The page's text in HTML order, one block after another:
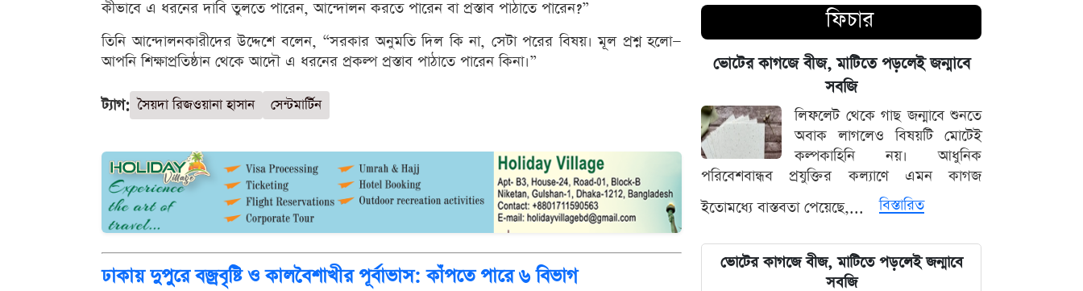
কীভাবে এ ধরনের দাবি তুলতে পারেন, আন্দোলন করতে পারেন বা প্রস্তাব পাঠাতে পারেন?”
তিনি আন্দোলনকারীদের উদ্দেশে বলেন, “সরকার অনুমতি দিল কি না, সেটা পরের বিষয়। মূল প্রশ্ন হলো—
আপনি শিক্ষাপ্রতিষ্ঠান থেকে আদৌ এ ধরনের প্রকল্প প্রস্তাব পাঠাতে পারেন কিনা।”
ট্যাগ: সৈয়দা রিজওয়ানা হাসান সেন্টমার্টিন
ঢাকায় দুপুরে বজ্রবৃষ্টি ও কালবৈশাখীর পূর্বাভাস: কাঁপতে পারে ৬ বিভাগ
শেয়ারবাজারে আর্থিক কেলেঙ্কারির তদন্তের
বড় আপডেট জানাল দুদক
যুদ্ধের বড় প্রস্তুতি নিচ্ছে ইরান, আকাশ
প্রতিরক্ষা ও অস্ত্র ব্যবস্থার ব্যাপক
আধুনিকায়ন
চার বিভাগে দুর্যোগপূর্ণ আবহাওয়ার আশঙ্কায়
আবহাওয়া দপ্তরের বিশেষ সতর্কতা
হাসিনাকে মাইক দেওয়ায় ভারতকে
কাঠগড়ায় তুললেন সালাহউদ্দিন
ফিচার
ভোটের কাগজে বীজ, মাটিতে পড়লেই জন্মাবে
সবজি
লিফলেট থেকে গাছ জন্মাবে শুনতে
অবাক লাগলেও বিষয়টি মোটেই
কল্পকাহিনি নয়। আধুনিক
পরিবেশবান্ধব প্রযুক্তির কল্যাণে এমন কাগজ
ইতোমধ্যে বাস্তবতা পেয়েছে,...
বিস্তারিত
ভোটের কাগজে বীজ, মাটিতে পড়লেই জন্মাবে
সবজি